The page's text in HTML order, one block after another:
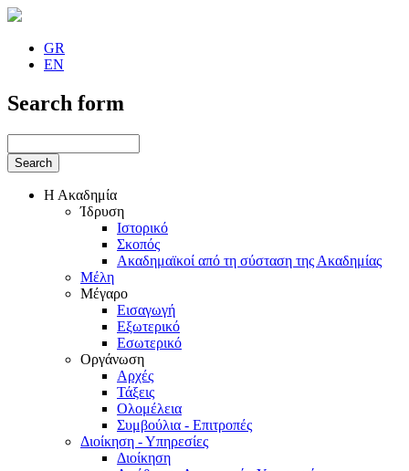
GR
EN
Search form
Η Ακαδημία
Ίδρυση
Ιστορικό
Σκοπός
Ακαδημαϊκοί από τη σύσταση της Ακαδημίας
Μέλη
Μέγαρο
Εισαγωγή
Εξωτερικό
Εσωτερικό
Οργάνωση
Αρχές
Τάξεις
Ολομέλεια
Συμβούλια - Επιτροπές
Διοίκηση - Υπηρεσίες
Διοίκηση